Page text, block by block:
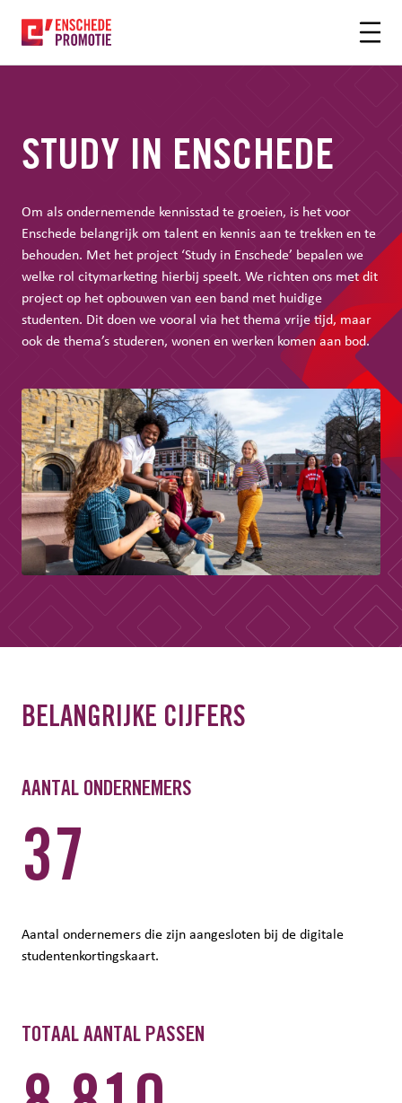
STUDY IN ENSCHEDE
Om als ondernemende kennisstad te groeien, is het voor
Enschede belangrijk om talent en kennis aan te trekken en te
behouden. Met het project ‘Study in Enschede’ bepalen we
welke rol citymarketing hierbij speelt. We richten ons met dit
project op het opbouwen van een band met huidige
studenten. Dit doen we vooral via het thema vrije tijd, maar
ook de thema’s studeren, wonen en werken komen aan bod.
BELANGRIJKE CIJFERS
AANTAL ONDERNEMERS
37
Aantal ondernemers die zijn aangesloten bij de digitale
studentenkortingskaart.
TOTAAL AANTAL PASSEN